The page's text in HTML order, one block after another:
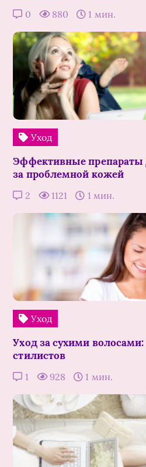
0 880 1 мин.
Уход
Эффективные препараты
за проблемной кожей
2 1121 1 мин.
Уход
Уход за сухими
стилистов
1 928 1 мин.